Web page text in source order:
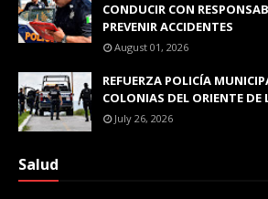
CONDUCIR CON
PREVENIR ACCIDENTES
August 01, 2026
REFUERZA POLICÍA
COLONIAS DEL ORIENTE DE
July 26, 2026
Salud